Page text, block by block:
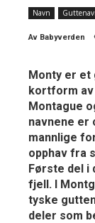
Navn
Av Babyverden
Monty er et
kortform av
Montague
navnene er
mannlige
opphav fra
Første del i
fjell. I
tyske
deler som